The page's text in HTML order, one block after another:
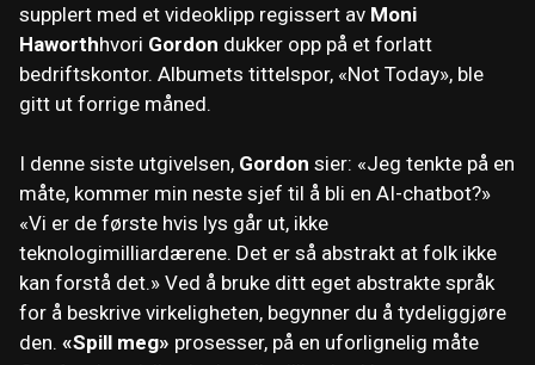
supplert med et videoklipp regissert av Moni
Haworthhvori Gordon dukker opp på et forlatt
bedriftskontor. Albumets tittelspor, «Not Today», ble
gitt ut forrige måned.
I denne siste utgivelsen, Gordon sier: «Jeg tenkte på en
måte, kommer min neste sjef til å bli en AI-chatbot?»
«Vi er de første hvis lys går ut, ikke
teknologimilliardærene. Det er så abstrakt at folk ikke
kan forstå det.» Ved å bruke ditt eget abstrakte språk
for å beskrive virkeligheten, begynner du å tydeliggjøre
den. «Spill meg» prosesser, på en uforlignelig måte